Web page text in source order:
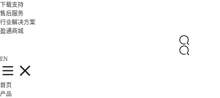
下载支持
售后服务
行业解决方案
盈通商城
EN
首页
产品